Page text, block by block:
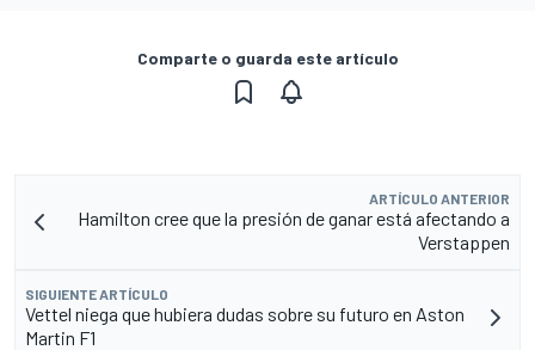
Comparte o guarda este artículo
ARTÍCULO ANTERIOR
Hamilton cree que la presión de ganar está afectando a
Verstappen
SIGUIENTE ARTÍCULO
Vettel niega que hubiera dudas sobre su futuro en Aston
Martin F1